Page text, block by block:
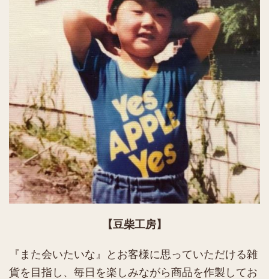
【豆柴工房】
『また会いたいな』とお客様に思っていただける雑
貨を目指し、毎日を楽しみながら商品を作製してお